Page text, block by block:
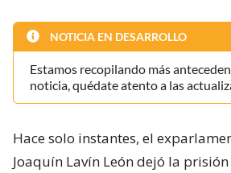
NOTICIA EN DESARROLLO
Estamos recopilando más
noticia, quédate atento a las
Hace solo instantes, el
Joaquín Lavín León dejó la